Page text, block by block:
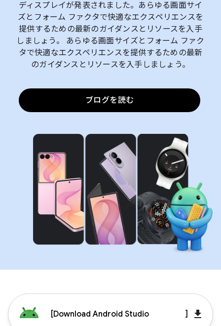
ディスプレイが発表されました。あらゆる画面サイ
ズとフォーム ファクタで快適なエクスペリエンスを
提供するための最新のガイダンスとリソースを入手
しましょう。 あらゆる画面サイズとフォーム ファク
タで快適なエクスペリエンスを提供するための最新
のガイダンスとリソースを入手しましょう。
ブログを読む
[Download Android Studio ] get_app